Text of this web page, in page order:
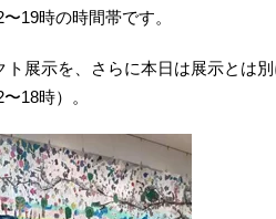
19時の時間帯です。
展示を、さらに本日は展示とは
18時）。